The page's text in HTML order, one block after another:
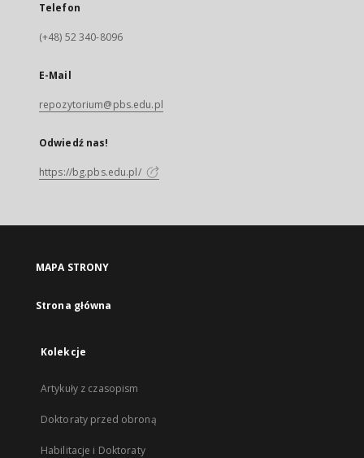
Telefon
(+48) 52 340-8096
E-Mail
repozytorium@pbs.edu.pl
Odwiedź nas!
https://bg.pbs.edu.pl/
MAPA STRONY
Strona główna
Kolekcje
Artykuły z czasopism
Doktoraty przed obroną
Habilitacje i Doktoraty